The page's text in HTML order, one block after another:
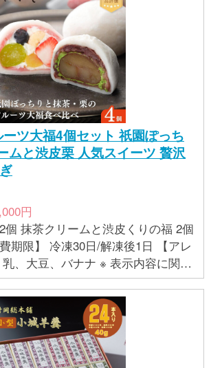
はございません。 ※ご不明の点がご
者まで直接お問い合わせ下さい。
ツ大福4個セット 祇園ぽっち
ムと渋皮栗 人気スイーツ 贅沢
円
抹茶クリームと渋皮くりの福 2個
限】 冷凍30日/解凍後1日 【アレ
バナナ ※ 表示内容に関し
定に基づき掲載しており、一切の
のではございません。 ※ご不明の点
事業者まで直接お問い合わせ下さ